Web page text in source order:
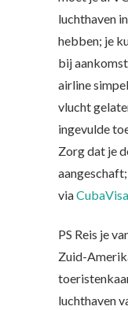
luchthaven
hebben; je
bij
airline
vlucht
ingevulde
Zorg dat je
viaCubaVisa
PS Reis je
Zuid-
luchthaven